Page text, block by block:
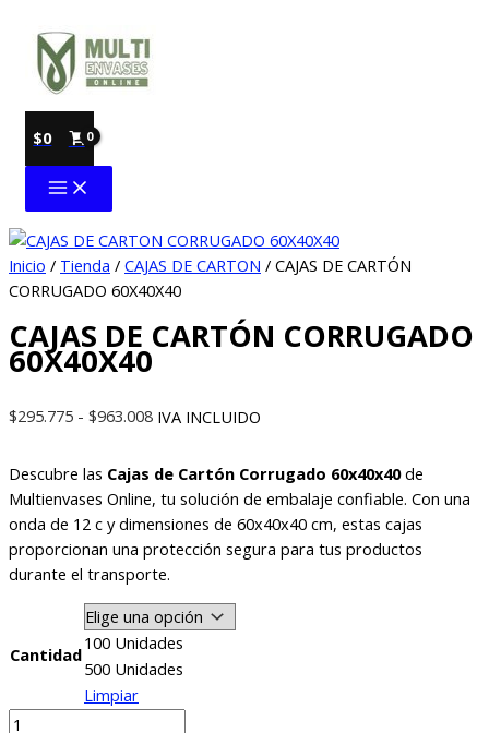
contenido
$0
Inicio / Tienda / CAJAS DE CARTON / CAJAS DE CARTÓN
CORRUGADO 60X40X40
CAJAS DE CARTÓN CORRUGADO
60X40X40
$295.775 - $963.008Rango
precios:
desde
$295.775
hasta
$963.008
IVA INCLUIDO
Descubre las Cajas de Cartón Corrugado 60x40x40de
Multienvases Online, tu solución de embalaje confiable. Con una
onda de 12 c y dimensiones de 60x40x40 cm, estas cajas
proporcionan una protección segura para tus productos
durante el transporte.
Cantidad
100 Unidades
500 Unidades
Limpiar
CAJAS